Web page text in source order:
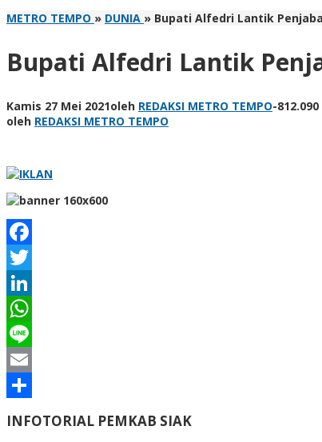
METRO TEMPO » DUNIA » Bupati Alfedri Lantik
Bupati Alfedri Lantik
Kamis 27 Mei 2021oleh REDAKSI METRO TEMPO-
oleh REDAKSI METRO TEMPO
Facebook
Twitter
LinkedIn
WhatsApp
Line
Email
INFOTORIAL PEMKAB SIAK